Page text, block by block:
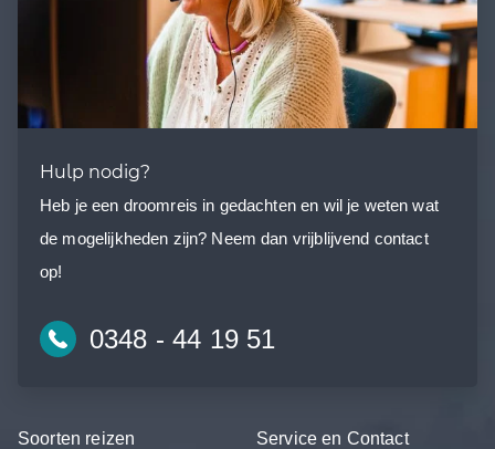
Hulp nodig?
Heb je een droomreis in gedachten en wil je weten wat
de mogelijkheden zijn? Neem dan vrijblijvend contact
op!
0348 - 44 19 51
Soorten reizen Service en Contact